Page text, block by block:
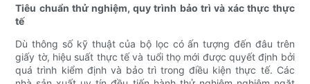
Tiêu chuẩn thử nghiệm, quy trình bảo trì và xác thực thực
tế
Dù thông số kỹ thuật của bộ lọc có ấn tượng đến đâu trên
giấy tờ, hiệu suất thực tế và tuổi thọ mới được quyết định bởi
quá trình kiểm định và bảo trì trong điều kiện thực tế. Các